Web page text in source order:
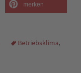
merken
Betriebsklima,